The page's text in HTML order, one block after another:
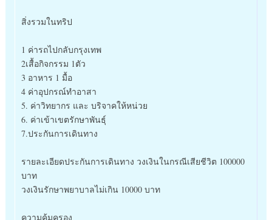
สิ่งรวมในทริป
1 ค่ารถไปกลับกรุงเทพ
2เสื้อกิจกรรม 1ตัว
3 อาหาร 1 มื้อ
4 ค่าอุปกรณ์ทำอาสา
5. ค่าวิทยากร และ บริจาคให้หน่วย
6. ค่าเข้าเขตรักษาพันธุ์
7.ประกันการเดินทาง
รายละเอียดประกันการเดินทาง วงเงินในกรณีเสียชีวิต 100000
บาท
วงเงินรักษาพยาบาลไม่เกิน 10000 บาท
ความคุ้มครอง